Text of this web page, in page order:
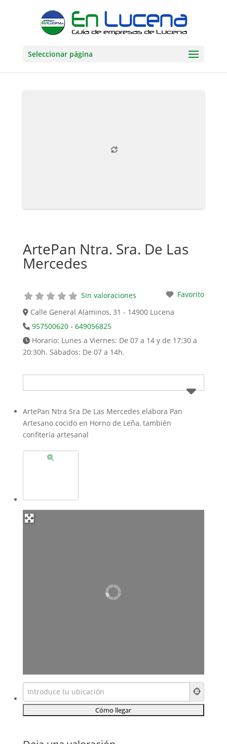
Seleccionar página
ArtePan Ntra. Sra. De Las
Mercedes
Sin valoraciones
Favorito
Calle General Alaminos, 31 - 14900 Lucena
957500620 - 649056825
Horario: Lunes a Viernes: De 07 a 14 y de 17:30 a
20:30h. Sábados: De 07 a 14h.
ArtePan Ntra Sra De Las Mercedes elabora Pan
Artesano cocido en Horno de Leña, también
confitería artesanal